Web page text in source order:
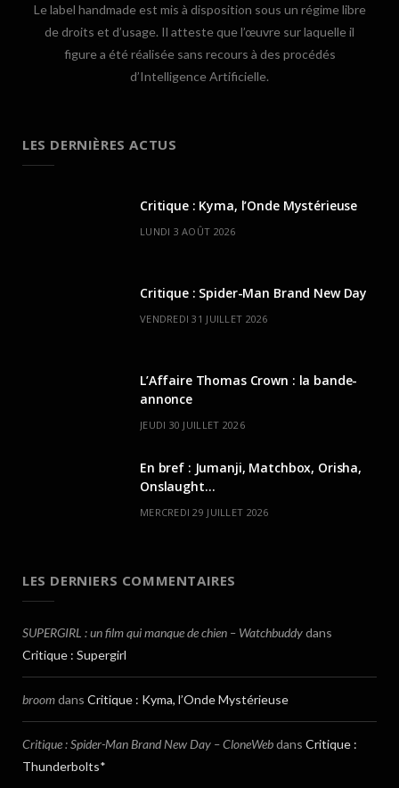
Le label handmade est mis à disposition sous un régime libre
de droits et d’usage. Il atteste que l’œuvre sur laquelle il
figure a été réalisée sans recours à des procédés
d’Intelligence Artificielle.
LES DERNIÈRES ACTUS
Critique : Kyma, l’Onde Mystérieuse
LUNDI 3 AOÛT 2026
Critique : Spider-Man Brand New Day
VENDREDI 31 JUILLET 2026
L’Affaire Thomas Crown : la bande-
annonce
JEUDI 30 JUILLET 2026
En bref : Jumanji, Matchbox, Orisha,
Onslaught…
MERCREDI 29 JUILLET 2026
LES DERNIERS COMMENTAIRES
SUPERGIRL : un film qui manque de chien – Watchbuddydans
Critique : Supergirl
broomdans Critique : Kyma, l’Onde Mystérieuse
Critique : Spider-Man Brand New Day – CloneWebdans Critique :
Thunderbolts*